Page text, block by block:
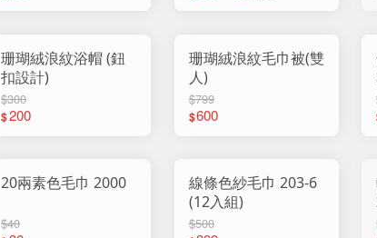
珊瑚絨浪紋浴帽 (鈕
扣設計)
$300
$200
珊瑚絨浪紋毛巾被(雙
人)
$799
$600
20兩素色毛巾 2000
$40
線條色紗毛巾 203-6
(12入組)
$500